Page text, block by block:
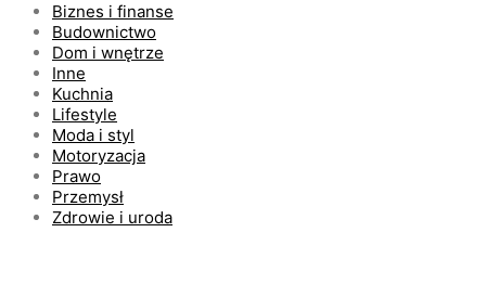
Biznes i finanse
Budownictwo
Dom i wnętrze
Inne
Kuchnia
Lifestyle
Moda i styl
Motoryzacja
Prawo
Przemysł
Zdrowie i uroda